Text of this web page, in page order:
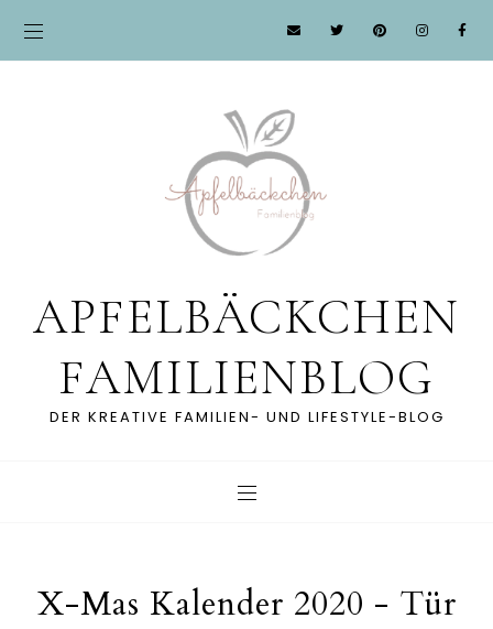
APFELBÄCKCHEN
FAMILIENBLOG
DER KREATIVE FAMILIEN- UND LIFESTYLE-BLOG
X-Mas Kalender 2020 - Tür